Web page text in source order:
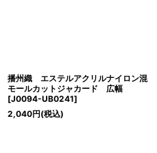
播州織 エステルアクリルナイロン混
モールカットジャカード 広幅
[J0094-UB0241]
2,040円(税込)